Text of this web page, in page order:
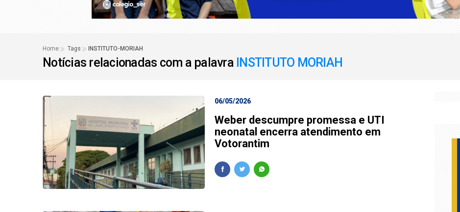
Depoimento de Jaques Wagner à PF é adiado
Home Tags INSTITUTO-MORIAH
Notícias relacionadas com a palavra INSTITUTO MORIAH
06/05/2026
Weber descumpre promessa e UTI
neonatal encerra atendimento em
Votorantim